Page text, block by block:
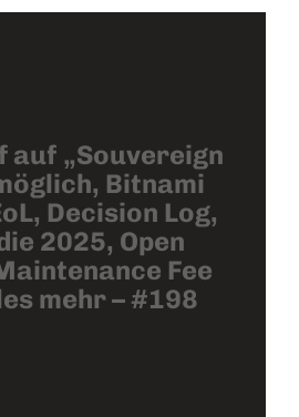
auf „Souvereign
Bitnami
Decision Log,
2025, Open
Fee
mehr – #198